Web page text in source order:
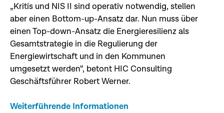
„Kritis und NIS II sind operativ notwendig, stellen
aber einen Bottom-up-Ansatz dar. Nun muss über
einen Top-down-Ansatz die Energieresilienz als
Gesamtstrategie in die Regulierung der
Energiewirtschaft und in den Kommunen
umgesetzt werden“, betont HIC Consulting
Geschäftsführer Robert Werner.
Weiterführende Informationen